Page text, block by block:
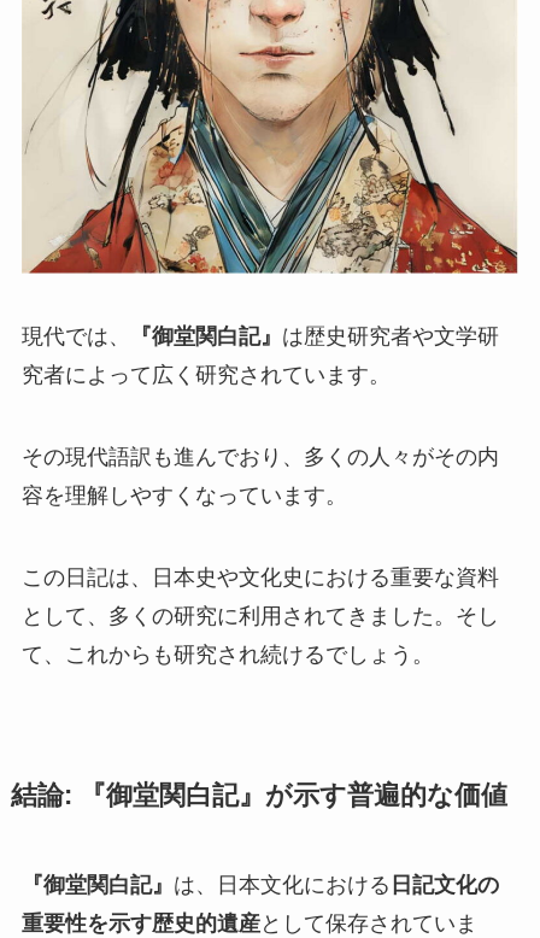
現代では、 『御堂関白記』 は歴史研究者や文学研
究者によって広く研究されています。
その現代語訳も進んでおり、多くの人々がその内
容を理解しやすくなっています。
この日記は、日本史や文化史における重要な資料
として、多くの研究に利用されてきました。そし
て、これからも研究され続けるでしょう。
結論: 『御堂関白記』が示す普遍的な価値
『御堂関白記』 は、日本文化における 日記文化の
重要性を示す歴史的遺産として保存されていま